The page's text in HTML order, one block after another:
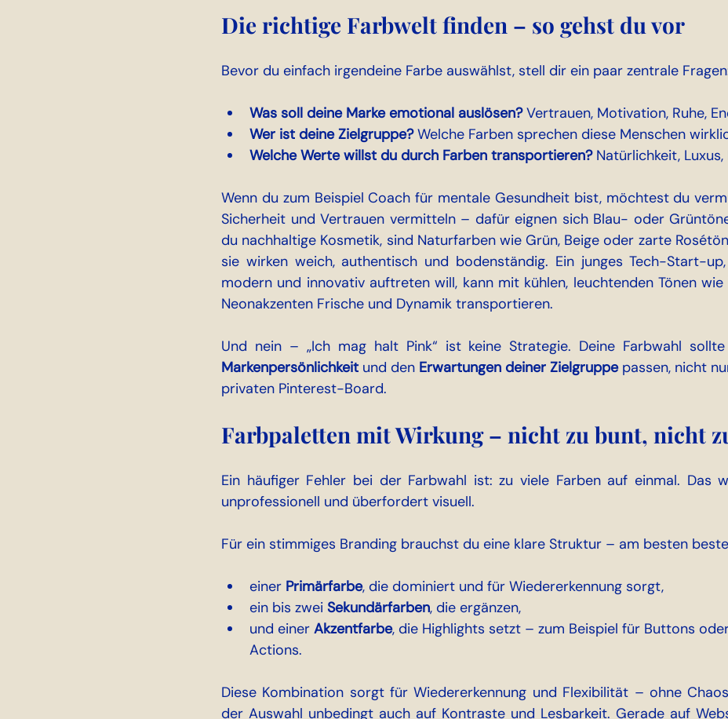
Die richtige Farbwelt finden – so gehst du vor
Bevor du einfach irgendeine Farbe auswählst, stell dir ein paar zentrale
Was soll deine Marke emotional auslösen? Vertrauen, Motivation, Ruhe,
Wer ist deine Zielgruppe? Welche Farben sprechen diese Menschen
Welche Werte willst du durch Farben transportieren? Natürlichkeit, Luxus,
Wenn du zum Beispiel Coach für mentale Gesundheit bist, möchtest du
Sicherheit und Vertrauen vermitteln – dafür eignen sich Blau- oder
du nachhaltige Kosmetik, sind Naturfarben wie Grün, Beige oder zarte
sie wirken weich, authentisch und bodenständig. Ein junges Tech-Start-
modern und innovativ auftreten will, kann mit kühlen, leuchtenden Tönen
Neonakzenten Frische und Dynamik transportieren.
Markenpersönlichkeit und den Erwartungen deiner Zielgruppe passen, nicht
privaten Pinterest-Board.
Farbpaletten mit Wirkung – nicht zu bunt, nicht
Ein häufiger Fehler bei der Farbwahl ist: zu viele Farben auf einmal. Das
unprofessionell und überfordert visuell.
Für ein stimmiges Branding brauchst du eine klare Struktur – am besten
einer Primärfarbe, die dominiert und für Wiedererkennung sorgt,
ein bis zwei Sekundärfarben, die ergänzen,
und einer Akzentfarbe, die Highlights setzt – zum Beispiel für Buttons
Actions.
Diese Kombination sorgt für Wiedererkennung und Flexibilität – ohne
der Auswahl unbedingt auch auf Kontraste und Lesbarkeit. Gerade auf